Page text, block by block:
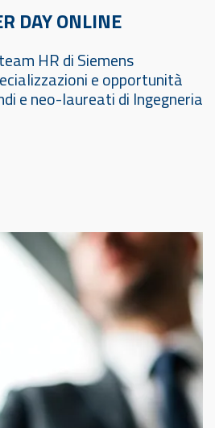
DAY ONLINE
HR di Siemens
e opportunità
e neo-laureati di Ingegneria